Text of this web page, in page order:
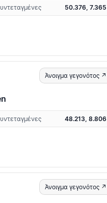
50.376, 7.365
Άνοιγμα γεγονότος ↗
48.213, 8.806
Άνοιγμα γεγονότος ↗